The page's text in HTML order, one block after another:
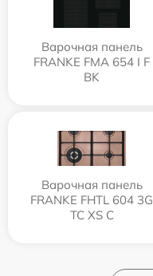
Варочная панель
FRANKE FMA 654 I F
BK
Варочная панель
FRANKE FHTL 604 3G
TC XS C